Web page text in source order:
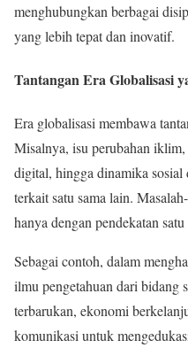
menghubungkan berbagai
yang lebih tepat dan inovatif.
Tantangan Era Globalisasi
Era globalisasi membawa
Misalnya, isu perubahan
digital, hingga dinamika
terkait satu sama lain.
hanya dengan pendekatan
Sebagai contoh, dalam
ilmu pengetahuan dari bidang
terbarukan, ekonomi
komunikasi untuk